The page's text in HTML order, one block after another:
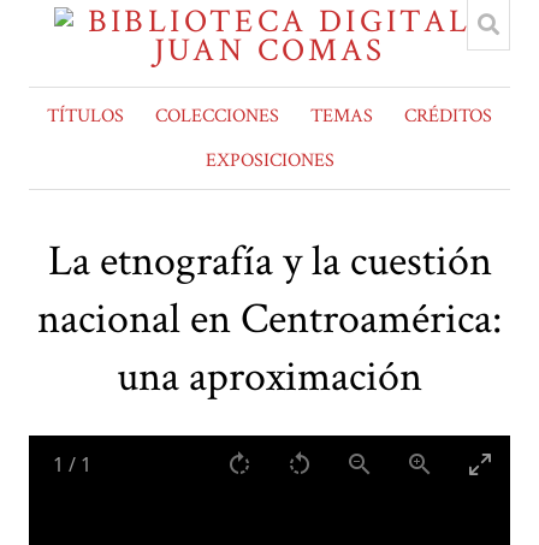
TÍTULOS COLECCIONES TEMAS
CRÉDITOS
EXPOSICIONES
La etnografía y la cuestión
nacional en Centroamérica:
una aproximación
1 / 1